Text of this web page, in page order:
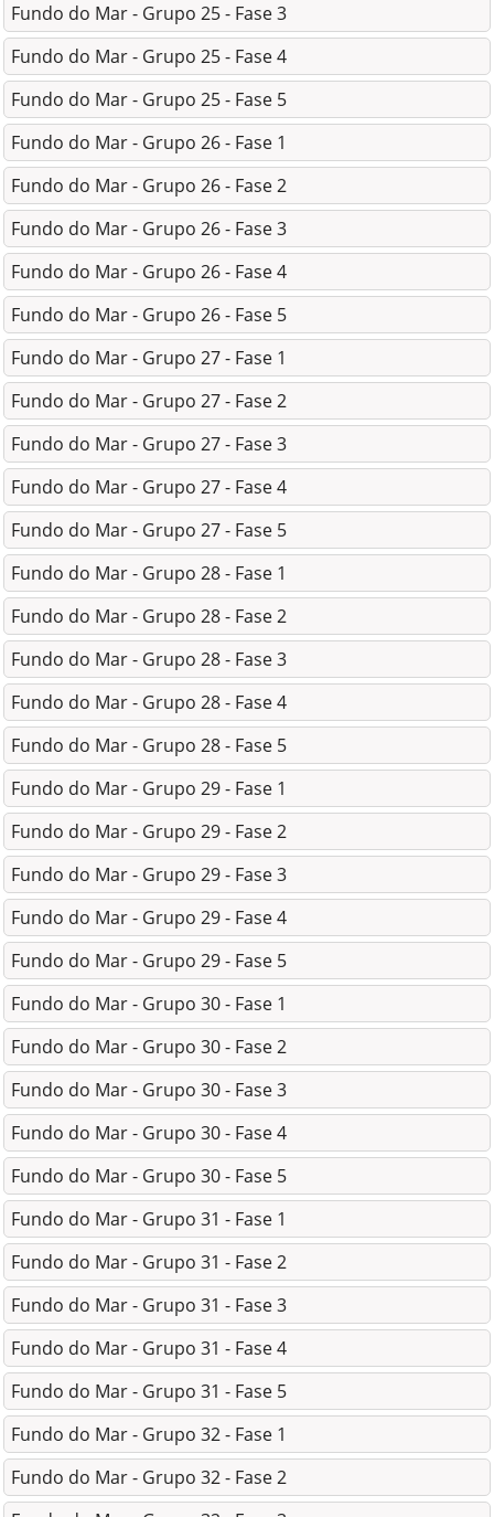
Fundo do Mar - Grupo 25 - Fase 3
Fundo do Mar - Grupo 25 - Fase 4
Fundo do Mar - Grupo 25 - Fase 5
Fundo do Mar - Grupo 26 - Fase 1
Fundo do Mar - Grupo 26 - Fase 2
Fundo do Mar - Grupo 26 - Fase 3
Fundo do Mar - Grupo 26 - Fase 4
Fundo do Mar - Grupo 26 - Fase 5
Fundo do Mar - Grupo 27 - Fase 1
Fundo do Mar - Grupo 27 - Fase 2
Fundo do Mar - Grupo 27 - Fase 3
Fundo do Mar - Grupo 27 - Fase 4
Fundo do Mar - Grupo 27 - Fase 5
Fundo do Mar - Grupo 28 - Fase 1
Fundo do Mar - Grupo 28 - Fase 2
Fundo do Mar - Grupo 28 - Fase 3
Fundo do Mar - Grupo 28 - Fase 4
Fundo do Mar - Grupo 28 - Fase 5
Fundo do Mar - Grupo 29 - Fase 1
Fundo do Mar - Grupo 29 - Fase 2
Fundo do Mar - Grupo 29 - Fase 3
Fundo do Mar - Grupo 29 - Fase 4
Fundo do Mar - Grupo 29 - Fase 5
Fundo do Mar - Grupo 30 - Fase 1
Fundo do Mar - Grupo 30 - Fase 2
Fundo do Mar - Grupo 30 - Fase 3
Fundo do Mar - Grupo 30 - Fase 4
Fundo do Mar - Grupo 30 - Fase 5
Fundo do Mar - Grupo 31 - Fase 1
Fundo do Mar - Grupo 31 - Fase 2
Fundo do Mar - Grupo 31 - Fase 3
Fundo do Mar - Grupo 31 - Fase 4
Fundo do Mar - Grupo 31 - Fase 5
Fundo do Mar - Grupo 32 - Fase 1
Fundo do Mar - Grupo 32 - Fase 2